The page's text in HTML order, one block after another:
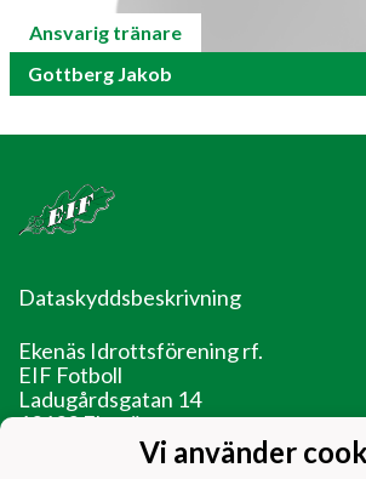
Ansvarig tränare
Gottberg Jakob
Dataskyddsbeskrivning
Ekenäs Idrottsförening rf.
EIF Fotboll
Ladugårdsgatan 14
10600 Ekenäs
EIF - Laget före jaget!
Vi använder